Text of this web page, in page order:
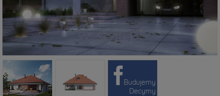
Budujemy
Decymy